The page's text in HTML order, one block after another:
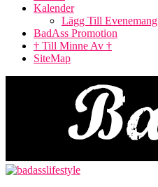
Kalender
Lägg Till Evenemang
BadAss Promotion
† Till Minne Av †
SiteMap